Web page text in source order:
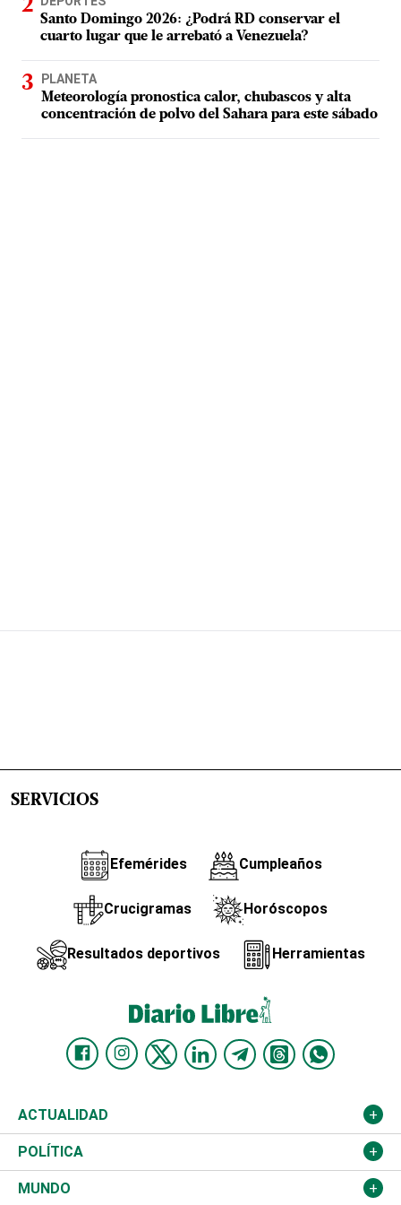
Santo Domingo 2026: ¿Podrá RD conservar el
cuarto lugar que le arrebató a Venezuela?
PLANETA
Meteorología pronostica calor, chubascos y alta
concentración de polvo del Sahara para este sábado
SERVICIOS
Efemérides Cumpleaños
Crucigramas Horóscopos
Resultados deportivos Herramientas
ACTUALIDAD
Nacional
Ciudad
POLÍTICA
Partidos
MUNDO